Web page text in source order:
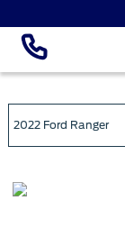
2022 Ford Ranger